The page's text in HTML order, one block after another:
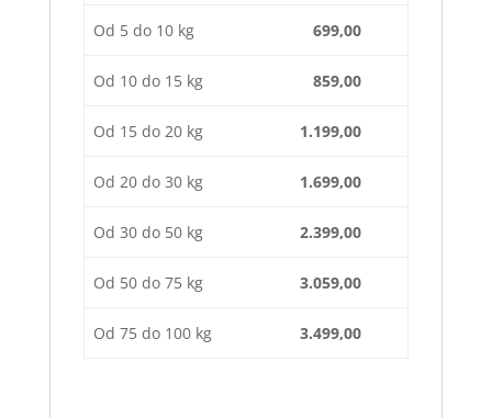
Od 5 do 10 kg 699,00
Od 10 do 15 kg 859,00
Od 15 do 20 kg 1.199,00
Od 20 do 30 kg 1.699,00
Od 30 do 50 kg 2.399,00
Od 50 do 75 kg 3.059,00
Od 75 do 100 kg 3.499,00